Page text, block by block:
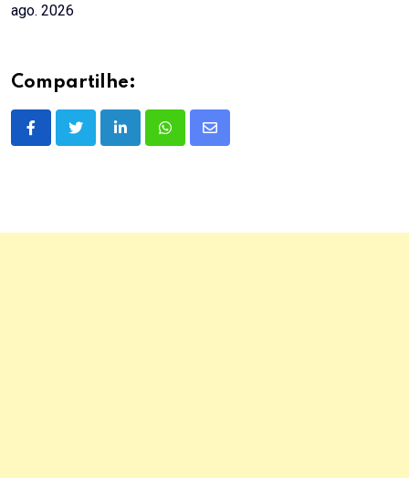
ago. 2026
Compartilhe:
LinkedInWhatsappShare